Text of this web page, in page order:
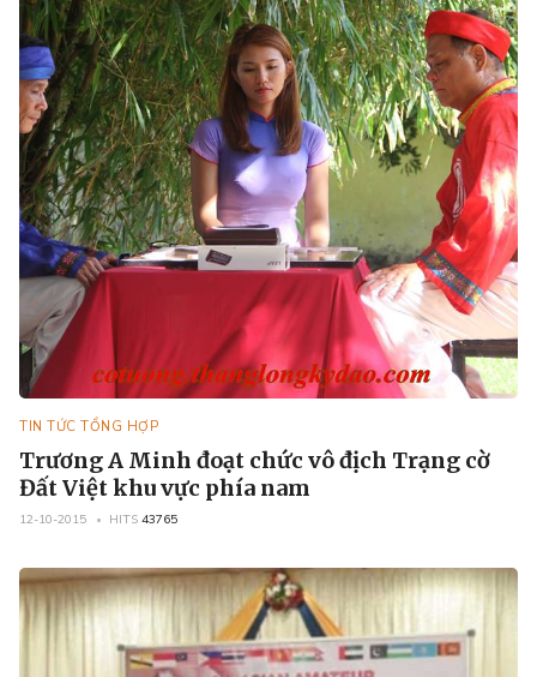
TIN TỨC TỔNG HỢP
Trương A Minh đoạt chức vô địch Trạng cờ
Đất Việt khu vực phía nam
12-10-2015 HITS 43765